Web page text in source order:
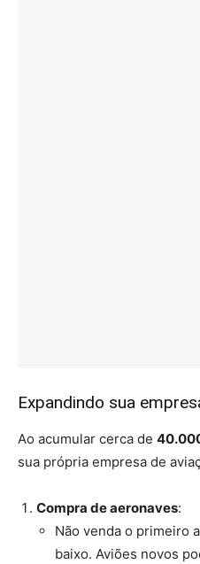
Expandindo sua
Ao acumular cerca de
sua própria empresa de
Compra de aeronaves:
Não venda o primeiro
baixo. Aviões novos